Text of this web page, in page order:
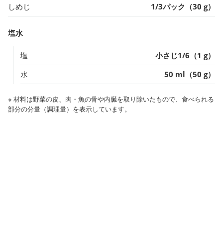
しめじ 1/3パック（30 g）
塩水
塩
小さじ1/6（1 g）
水
50 ml（50 g）
※ 材料は野菜の皮、肉・魚の骨や内臓を取り除いたもので、食べられる
部分の分量（調理量）を表示しています。